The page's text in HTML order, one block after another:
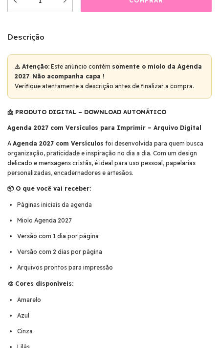
Descrição
⚠️ Atenção: Este anúncio contém somente o miolo da Agenda
2027. Não acompanha capa !
Verifique atentamente a descrição antes de finalizar a compra.
📩 PRODUTO DIGITAL – DOWNLOAD AUTOMÁTICO
Agenda 2027 com Versículos para Imprimir – Arquivo Digital
A Agenda 2027 com Versículos foi desenvolvida para quem busca
organização, praticidade e inspiração no dia a dia. Com um design
delicado e mensagens cristãs, é ideal para uso pessoal, papelarias
personalizadas, encadernadores e artesãos.
📦 O que você vai receber:
Páginas iniciais da agenda
Miolo Agenda 2027
Versão com 1 dia por página
Versão com 2 dias por página
Arquivos prontos para impressão
🎨 Cores disponíveis:
Amarelo
Azul
Cinza